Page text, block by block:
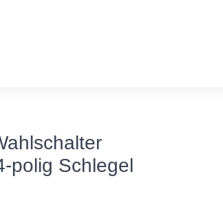
polig Schlegel